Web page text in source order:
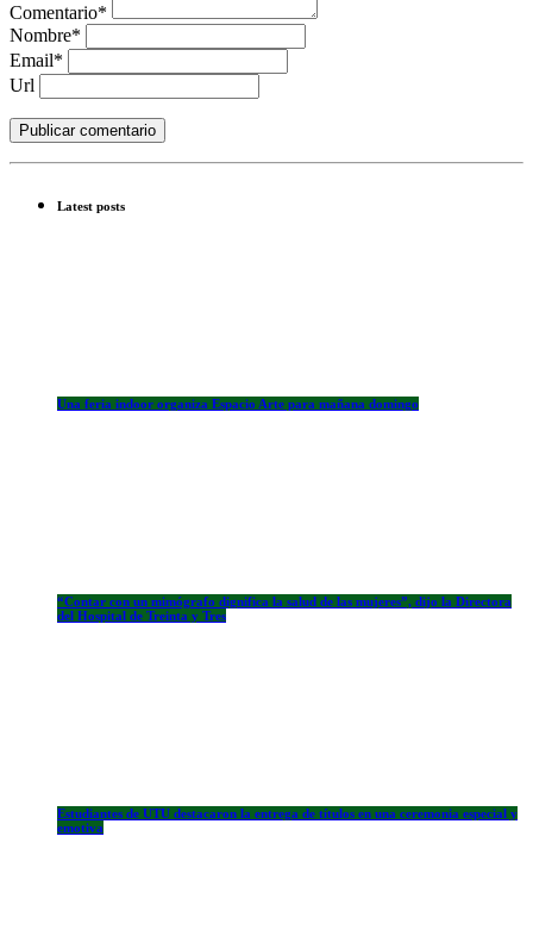
Comentario*
Nombre*
Email*
Url
Latest posts
Una feria indoor organiza Espacio Arte para mañana domingo
“Contar con un mimógrafo dignifica la salud de las mujeres”, dijo la Directora
del Hospital de Treinta y Tres
Estudiantes de UTU destacaron la entrega de títulos en una ceremonia especial y
emotiva